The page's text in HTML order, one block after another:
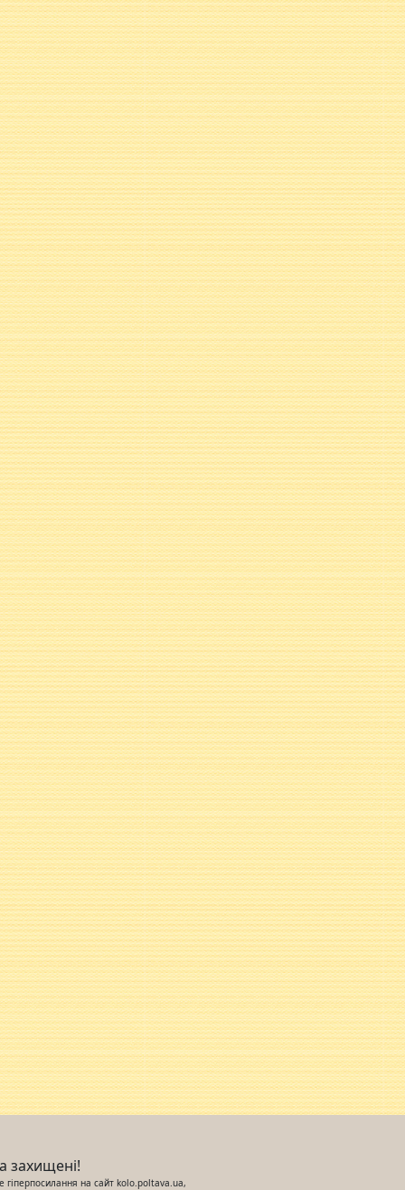
захищені!
гіперпосилання на сайт kolo.poltava.ua,